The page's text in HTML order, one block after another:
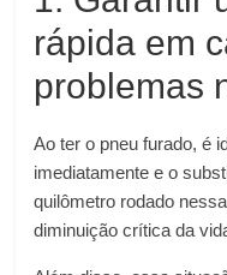
rápida em
problemas
Ao ter o pneu furado, é
imediatamente e o
quilômetro rodado
diminuição crítica da